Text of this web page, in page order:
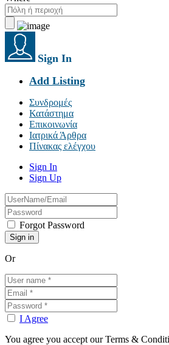
Sign In
Add Listing
Συνδρομές
Κατάστημα
Επικοινωνία
Ιατρικά Άρθρα
Πίνακας ελέγχου
Sign In
Sign Up
Forgot Password
Or
I Agree
You agree you accept our Terms &